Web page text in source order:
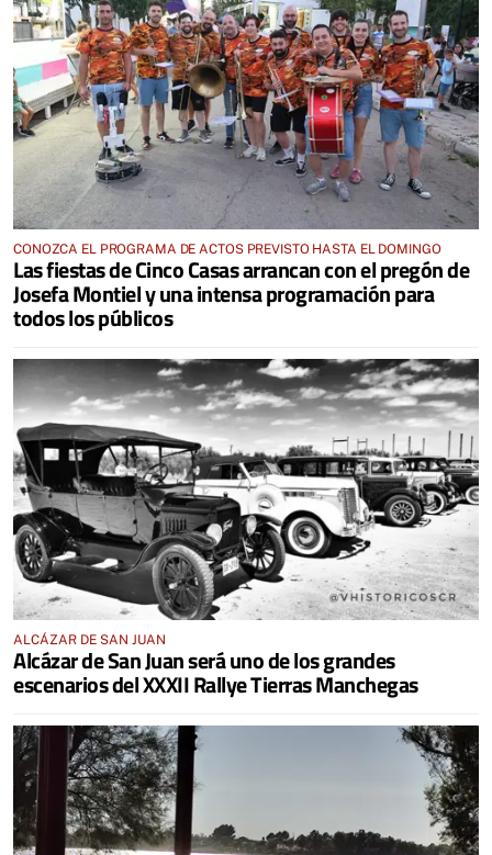
CONOZCA EL PROGRAMA DE ACTOS PREVISTO HASTA EL DOMINGO
Las fiestas de Cinco Casas arrancan con el pregón de
Josefa Montiel y una intensa programación para
todos los públicos
ALCÁZAR DE SAN JUAN
Alcázar de San Juan será uno de los grandes
escenarios del XXXII Rallye Tierras Manchegas